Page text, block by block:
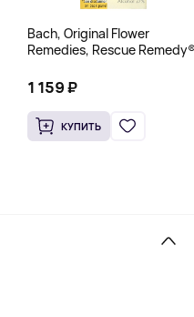
Bach, Original Flower
Remedies, Rescue
снятия стресса, 10 мл
(0,35 жидк. унции)
1 159 ₽
КУПИТЬ